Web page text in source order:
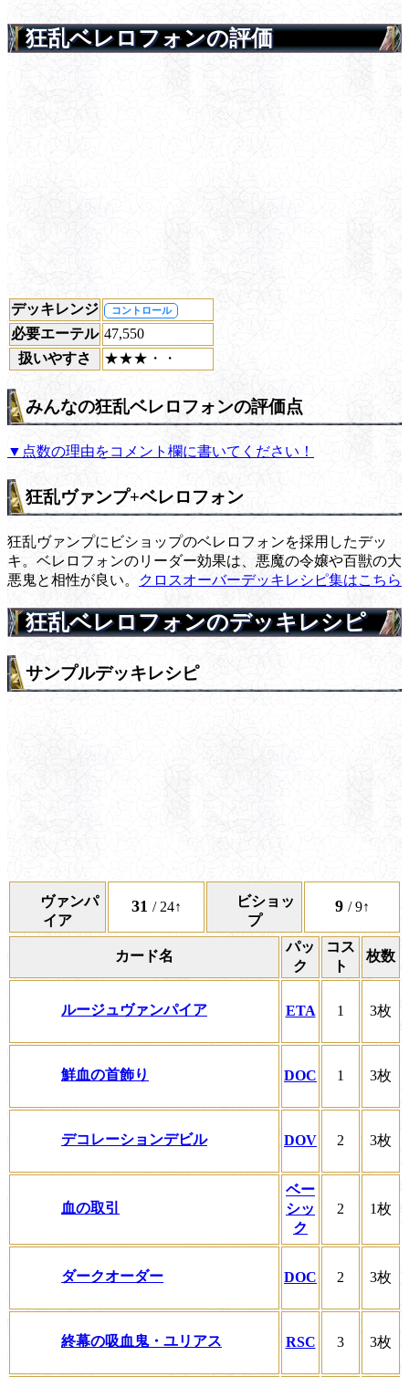
狂乱ベレロフォンの評価
デッキレンジ コントロール
必要エーテル 47,550
扱いやすさ
★★★・・
みんなの狂乱ベレロフォンの評価点
▼点数の理由をコメント欄に書いてください！
狂乱ヴァンプ+ベレロフォン
狂乱ヴァンプにビショップのベレロフォンを採用したデッ
キ。ベレロフォンのリーダー効果は、悪魔の令嬢や百獣の大
悪鬼と相性が良い。
クロスオーバーデッキレシピ集はこちら
狂乱ベレロフォンのデッキレシピ
サンプルデッキレシピ
ヴァンパ
イア
31 / 24↑
ビショッ
プ
9 / 9↑
カード名
パッ
ク
コス
ト
枚数
ルージュヴァンパイア ETA 1 3枚
鮮血の首飾り DOC 1 3枚
デコレーションデビル DOV 2 3枚
血の取引
ベー
シッ
ク
2 1枚
ダークオーダー DOC 2 3枚
終幕の吸血鬼・ユリアス RSC 3 3枚